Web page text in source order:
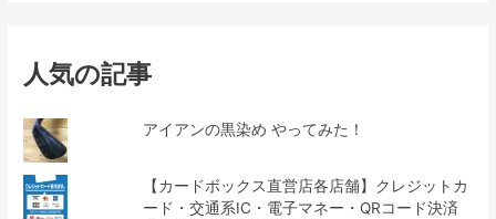
人気の記事
アイアンの黒染め やってみた！
【カードボックス直営店各店舗】クレジットカ
ード・交通系IC・電子マネー・QRコード決済